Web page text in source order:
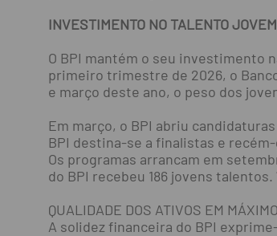
INVESTIMENTO NO TALENTO JOVEM
O BPI mantém o seu investimento
primeiro trimestre de 2026, o
e março deste ano, o peso dos
Em março, o BPI abriu
BPI destina-se a finalistas e
Os programas arrancam em
do BPI recebeu 186 jovens
QUALIDADE DOS ATIVOS EM
A solidez financeira do BPI